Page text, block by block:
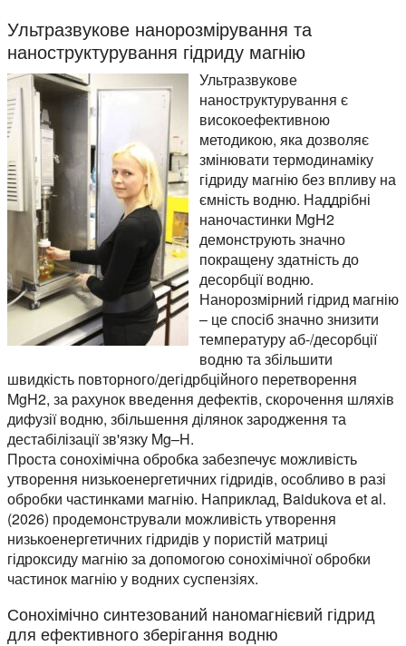
Ультразвукове нанорозмірування та
наноструктурування гідриду магнію
Ультразвукове
наноструктурування є
високоефективною
методикою, яка дозволяє
змінювати термодинаміку
гідриду магнію без впливу на
ємність водню. Наддрібні
наночастинки MgH2
демонструють значно
покращену здатність до
десорбції водню.
Нанорозмірний гідрид магнію
– це спосіб значно знизити
температуру аб-/десорбції
водню та збільшити
швидкість повторного/дегідрбційного перетворення
MgH2, за рахунок введення дефектів, скорочення шляхів
дифузії водню, збільшення ділянок зародження та
дестабілізації зв'язку Mg–H.
Проста сонохімічна обробка забезпечує можливість
утворення низькоенергетичних гідридів, особливо в разі
обробки частинками магнію. Наприклад, Baidukova et al.
(2026) продемонстрували можливість утворення
низькоенергетичних гідридів у пористій матриці
гідроксиду магнію за допомогою сонохімічної обробки
частинок магнію у водних суспензіях.
Сонохімічно синтезований наномагнієвий гідрид
для ефективного зберігання водню